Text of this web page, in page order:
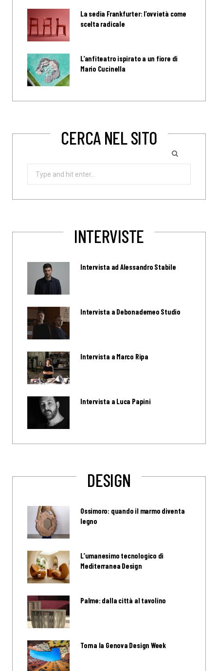
La sedia Frankfurter: l’ovvietà come
scelta radicale
L’anfiteatro ispirato a un fiore di
Mario Cucinella
CERCA NEL SITO
INTERVISTE
Intervista ad Alessandro Stabile
Intervista a Debonademeo Studio
Intervista a Marco Ripa
Intervista a Luca Papini
DESIGN
Ossimoro: quando il marmo diventa
legno
L’umanesimo tecnologico di
Mediterranea Design
Palme: dalla città al tavolino
Torna la Genova Design Week